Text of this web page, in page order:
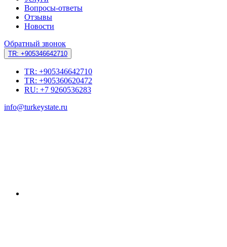
Вопросы-ответы
Отзывы
Новости
Обратный звонок
TR: +905346642710
TR: +905346642710
TR: +905360620472
RU: +7 9260536283
info@turkeystate.ru